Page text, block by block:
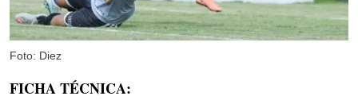
Foto: Diez
FICHA TÉCNICA: